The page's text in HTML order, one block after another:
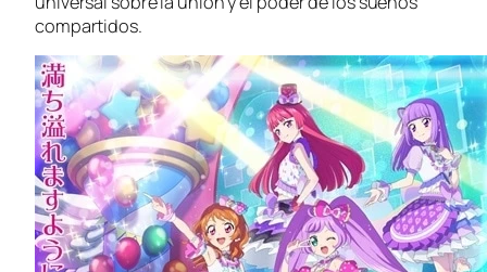
compartidos.